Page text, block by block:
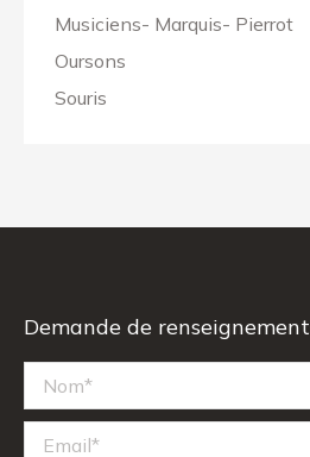
Musiciens- Marquis- Pierrot
Oursons
Souris
Demande de